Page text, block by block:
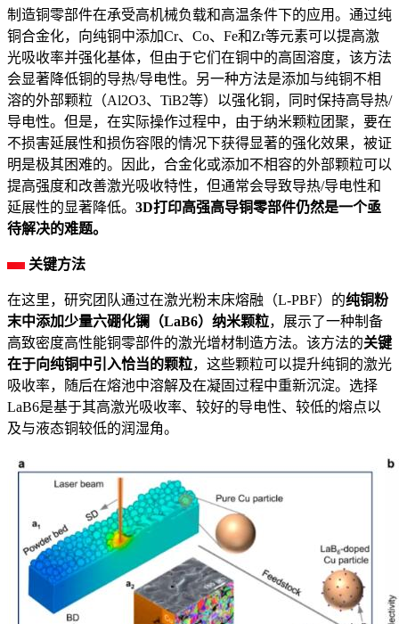
制造铜零部件在承受高机械负载和高温条件下的应用。通过纯
铜合金化，向纯铜中添加Cr、Co、Fe和Zr等元素可以提高激
光吸收率并强化基体，但由于它们在铜中的高固溶度，该方法
会显著降低铜的导热/导电性。另一种方法是添加与纯铜不相
溶的外部颗粒（Al2O3、TiB2等）以强化铜，同时保持高导热/
导电性。但是，在实际操作过程中，由于纳米颗粒团聚，要在
不损害延展性和损伤容限的情况下获得显著的强化效果，被证
明是极其困难的。因此，合金化或添加不相容的外部颗粒可以
提高强度和改善激光吸收特性，但通常会导致导热/导电性和
延展性的显著降低。 3D打印高强高导铜零部件仍然是一个亟
待解决的难题。
关键方法
在这里，研究团队通过在激光粉末床熔融（L-PBF）的纯铜粉
末中添加少量六硼化镧（LaB6）纳米颗粒，展示了一种制备
高致密度高性能铜零部件的激光增材制造方法。该方法的关键
在于向纯铜中引入恰当的颗粒，这些颗粒可以提升纯铜的激光
吸收率，随后在熔池中溶解及在凝固过程中重新沉淀。选择
LaB6是基于其高激光吸收率、较好的导电性、较低的熔点以
及与液态铜较低的润湿角。